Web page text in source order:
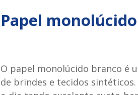
Papel monolúcido
O papel monolúcido branco é
de brindes e tecidos